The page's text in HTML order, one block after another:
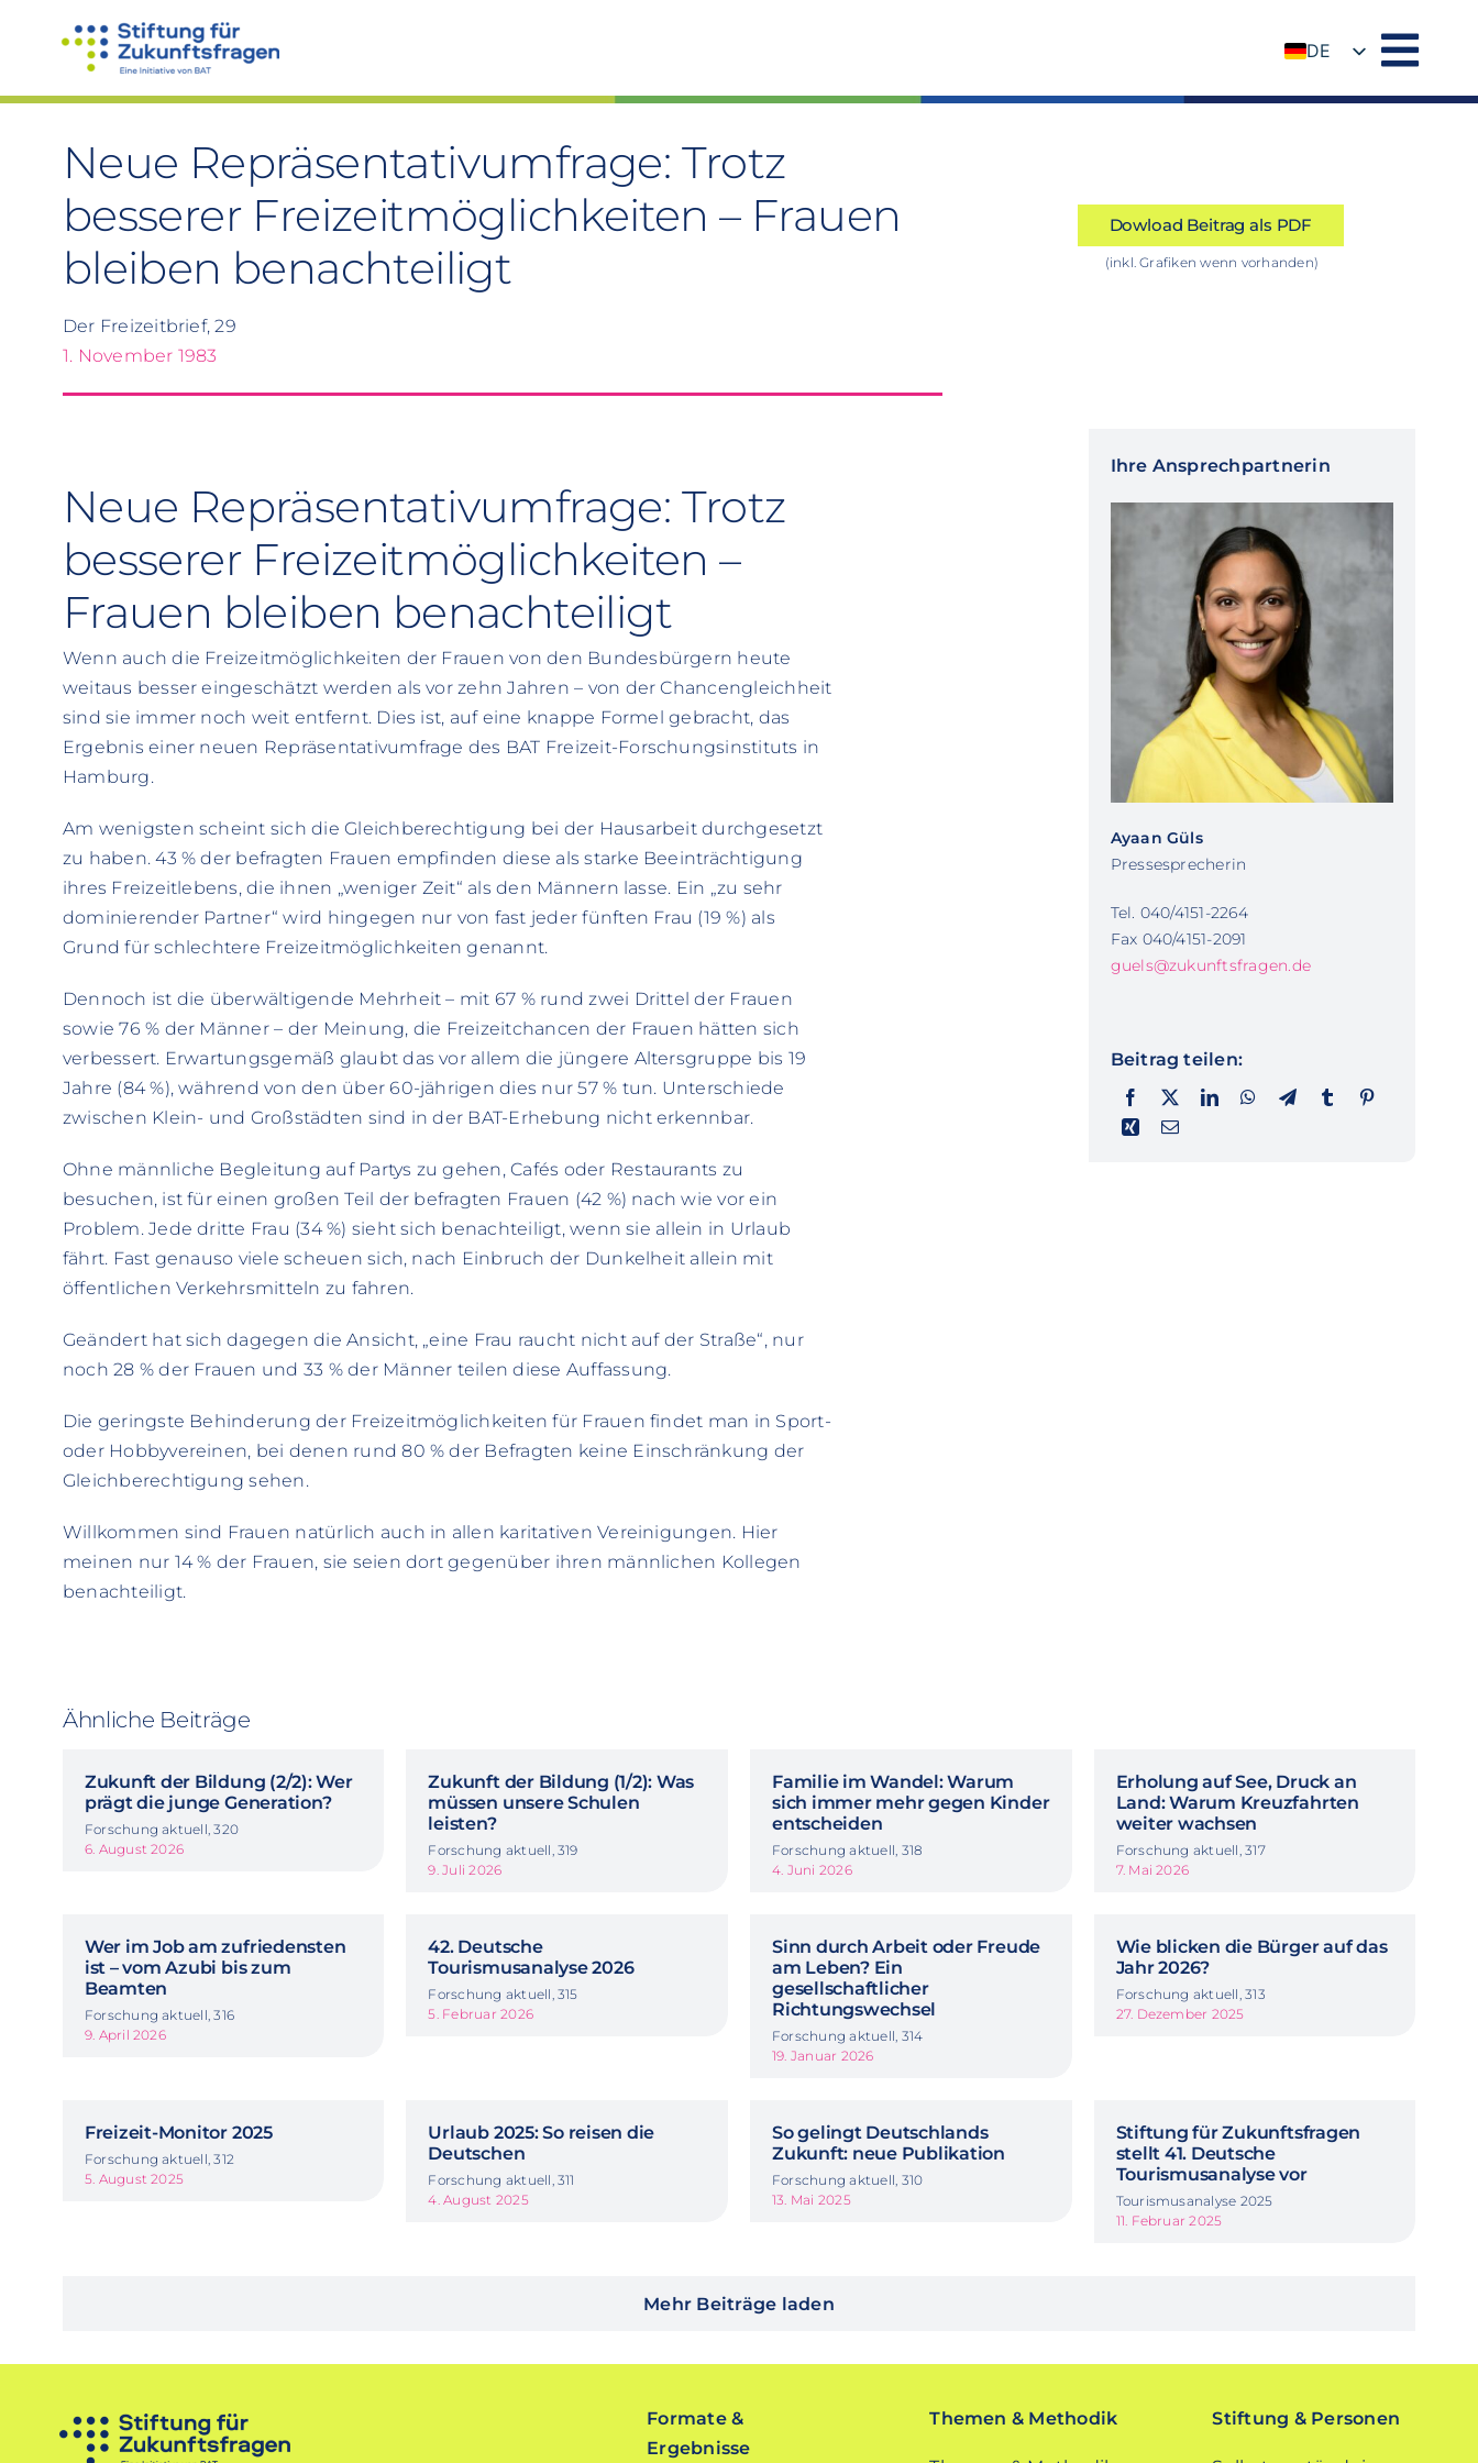
DE
Neue Repräsentativumfrage: Trotz
besserer Freizeitmöglichkeiten – Frauen
bleiben benachteiligt
Der Freizeitbrief, 29
1. November 1983
Dowload Beitrag als PDF
(inkl. Grafiken wenn vorhanden)
Neue Repräsentativumfrage: Trotz
besserer Freizeitmöglichkeiten –
Frauen bleiben benachteiligt
Wenn auch die Freizeitmöglichkeiten der Frauen von den Bundesbürgern heute
weitaus besser eingeschätzt werden als vor zehn Jahren – von der Chancengleichheit
sind sie immer noch weit entfernt. Dies ist, auf eine knappe Formel gebracht, das
Ergebnis einer neuen Repräsentativumfrage des BAT Freizeit-Forschungsinstituts in
Hamburg.
Am wenigsten scheint sich die Gleichberechtigung bei der Hausarbeit durchgesetzt
zu haben. 43 % der befragten Frauen empfinden diese als starke Beeinträchtigung
ihres Freizeitlebens, die ihnen „weniger Zeit“ als den Männern lasse. Ein „zu sehr
dominierender Partner“ wird hingegen nur von fast jeder fünften Frau (19 %) als
Grund für schlechtere Freizeitmöglichkeiten genannt.
Dennoch ist die überwältigende Mehrheit – mit 67 % rund zwei Drittel der Frauen
sowie 76 % der Männer – der Meinung, die Freizeitchancen der Frauen hätten sich
verbessert. Erwartungsgemäß glaubt das vor allem die jüngere Altersgruppe bis 19
Jahre (84 %), während von den über 60-jährigen dies nur 57 % tun. Unterschiede
zwischen Klein- und Großstädten sind in der BAT-Erhebung nicht erkennbar.
Ohne männliche Begleitung auf Partys zu gehen, Cafés oder Restaurants zu
besuchen, ist für einen großen Teil der befragten Frauen (42 %) nach wie vor ein
Problem. Jede dritte Frau (34 %) sieht sich benachteiligt, wenn sie allein in Urlaub
fährt. Fast genauso viele scheuen sich, nach Einbruch der Dunkelheit allein mit
öffentlichen Verkehrsmitteln zu fahren.
Geändert hat sich dagegen die Ansicht, „eine Frau raucht nicht auf der Straße“, nur
noch 28 % der Frauen und 33 % der Männer teilen diese Auffassung.
Die geringste Behinderung der Freizeitmöglichkeiten für Frauen findet man in Sport-
oder Hobbyvereinen, bei denen rund 80 % der Befragten keine Einschränkung der
Gleichberechtigung sehen.
Willkommen sind Frauen natürlich auch in allen karitativen Vereinigungen. Hier
meinen nur 14 % der Frauen, sie seien dort gegenüber ihren männlichen Kollegen
benachteiligt.
Ihre Ansprechpartnerin
Ayaan Güls
Pressesprecherin
Tel. 040/4151-2264
Fax 040/4151-2091
guels@zukunftsfragen.de
Beitrag teilen:
Ähnliche Beiträge
Zukunft der Bildung (2/2): Wer
prägt die junge Generation?
Forschung aktuell, 320
6. August 2026
Zukunft der Bildung (1/2): Was
müssen unsere Schulen
leisten?
Forschung aktuell, 319
9. Juli 2026
Familie im Wandel: Warum
sich immer mehr gegen Kinder
entscheiden
Forschung aktuell, 318
4. Juni 2026
Erholung auf See, Druck an
Land: Warum Kreuzfahrten
weiter wachsen
Forschung aktuell, 317
7. Mai 2026
Wer im Job am zufriedensten
ist – vom Azubi bis zum
Beamten
Forschung aktuell, 316
9. April 2026
42. Deutsche
Tourismusanalyse 2026
Forschung aktuell, 315
5. Februar 2026
Sinn durch Arbeit oder Freude
am Leben? Ein
gesellschaftlicher
Richtungswechsel
Forschung aktuell, 314
19. Januar 2026
Wie blicken die Bürger auf das
Jahr 2026?
Forschung aktuell, 313
27. Dezember 2025
Freizeit-Monitor 2025
Forschung aktuell, 312
5. August 2025
Urlaub 2025: So reisen die
Deutschen
Forschung aktuell, 311
4. August 2025
So gelingt Deutschlands
Zukunft: neue Publikation
Forschung aktuell, 310
13. Mai 2025
Stiftung für Zukunftsfragen
stellt 41. Deutsche
Tourismusanalyse vor
Tourismusanalyse 2025
11. Februar 2025
Mehr Beiträge laden
Formate &
Ergebnisse
Themen & Methodik Stiftung & Personen